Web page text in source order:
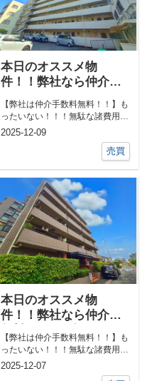
本日のオススメ物
件！！弊社なら仲介手
なる物件あればご相談
ください！！
【弊社は仲介手数料無料！！】も
ったいない！！！無駄な諸費用一
切なし！！①ネットで気になる物
2025-12-09
売買
本日のオススメ物
件！！弊社なら仲介手
数料0円！！他にも気に
なる物件あればご相談
ください！！
【弊社は仲介手数料無料！！】も
ったいない！！！無駄な諸費用一
切なし！！①ネットで気になる物
2025-12-07